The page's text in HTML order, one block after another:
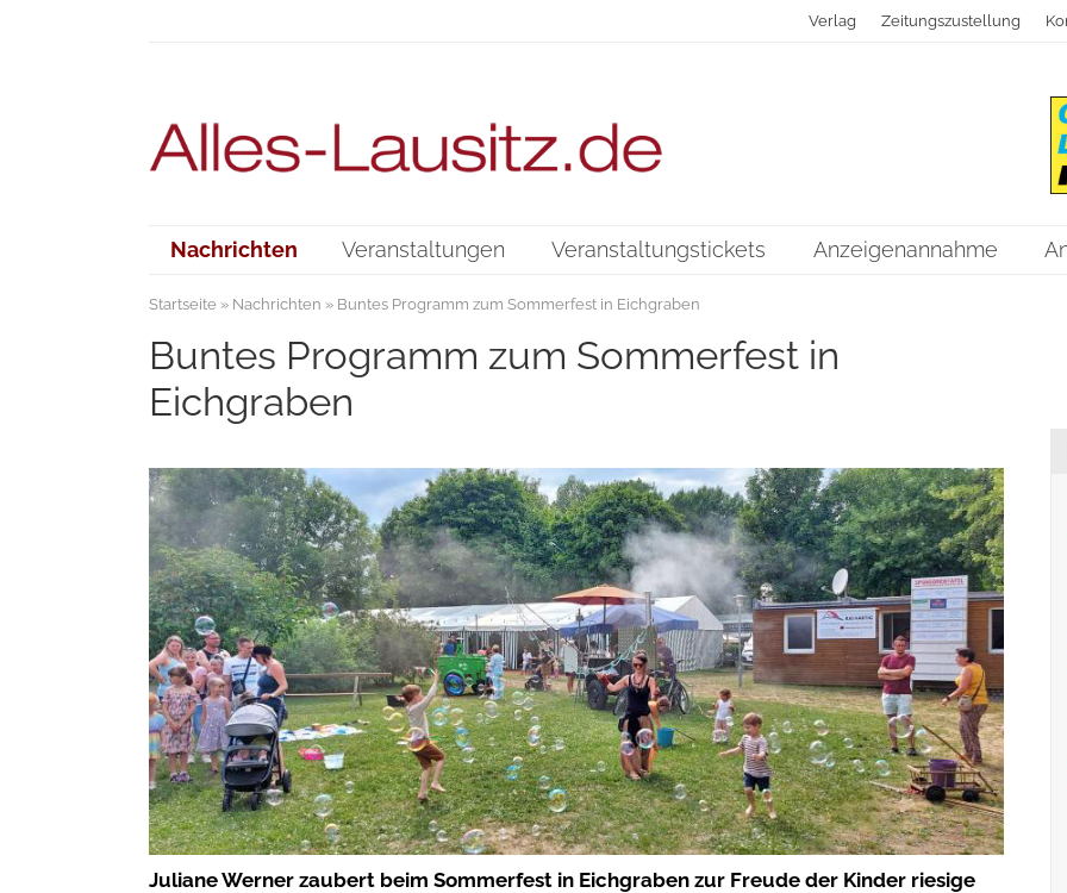
Verlag Zeitungszustellung
Nachrichten Veranstaltungen Veranstaltungstickets Anzeigenannahme
Startseite» Nachrichten » Buntes Programm zum Sommerfest in Eichgraben
Buntes Programm zum Sommerfest in
Eichgraben
Juliane Werner zaubert beim Sommerfest in Eichgraben zur Freude der Kinder riesige